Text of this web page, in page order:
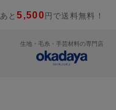
あと5,500 円で送料無料！
生地・毛糸・手芸材料の専門店